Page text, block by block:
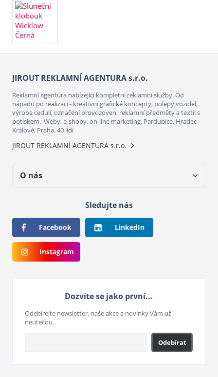
JIROUT REKLAMNÍ AGENTURA s.r.o.
Reklamní agentura nabízející kompletní reklamní služby. Od
nápadu po realizaci - kreativní grafické koncepty, polepy vozidel,
výroba cedulí, označení provozoven, reklamní předměty a textil s
potiskem. Weby, e-shopy, on-line marketing. Pardubice, Hradec
Králové, Praha. 40 lidí
JIROUT REKLAMNÍ AGENTURA s.r.o.
O nás
Sledujte nás
Facebook LinkedIn
Instagram
Dozvíte se jako první...
Odebírejte newsletter, naše akce a novinky Vám už
neutečou.
Odebírat